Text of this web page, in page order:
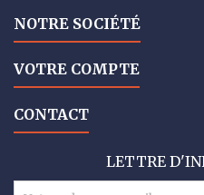
NOTRE SOCIÉTÉ
VOTRE COMPTE
CONTACT
LETTRE